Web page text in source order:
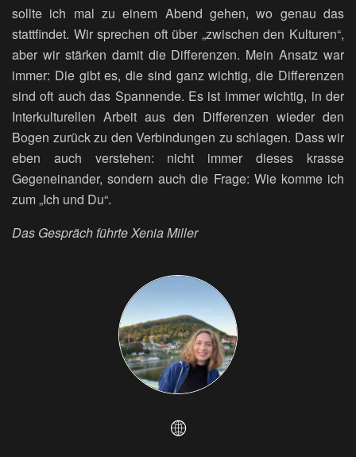
sollte ich mal zu einem Abend gehen, wo genau das
stattfindet. Wir sprechen oft über „zwischen den Kulturen“,
aber wir stärken damit die Differenzen. Mein Ansatz war
immer: Die gibt es, die sind ganz wichtig, die Differenzen
sind oft auch das Spannende. Es ist immer wichtig, in der
Interkulturellen Arbeit aus den Differenzen wieder den
Bogen zurück zu den Verbindungen zu schlagen. Dass wir
eben auch verstehen: nicht immer dieses krasse
Gegeneinander, sondern auch die Frage: Wie komme ich
zum „Ich und Du“.
Das Gespräch führte Xenia Miller